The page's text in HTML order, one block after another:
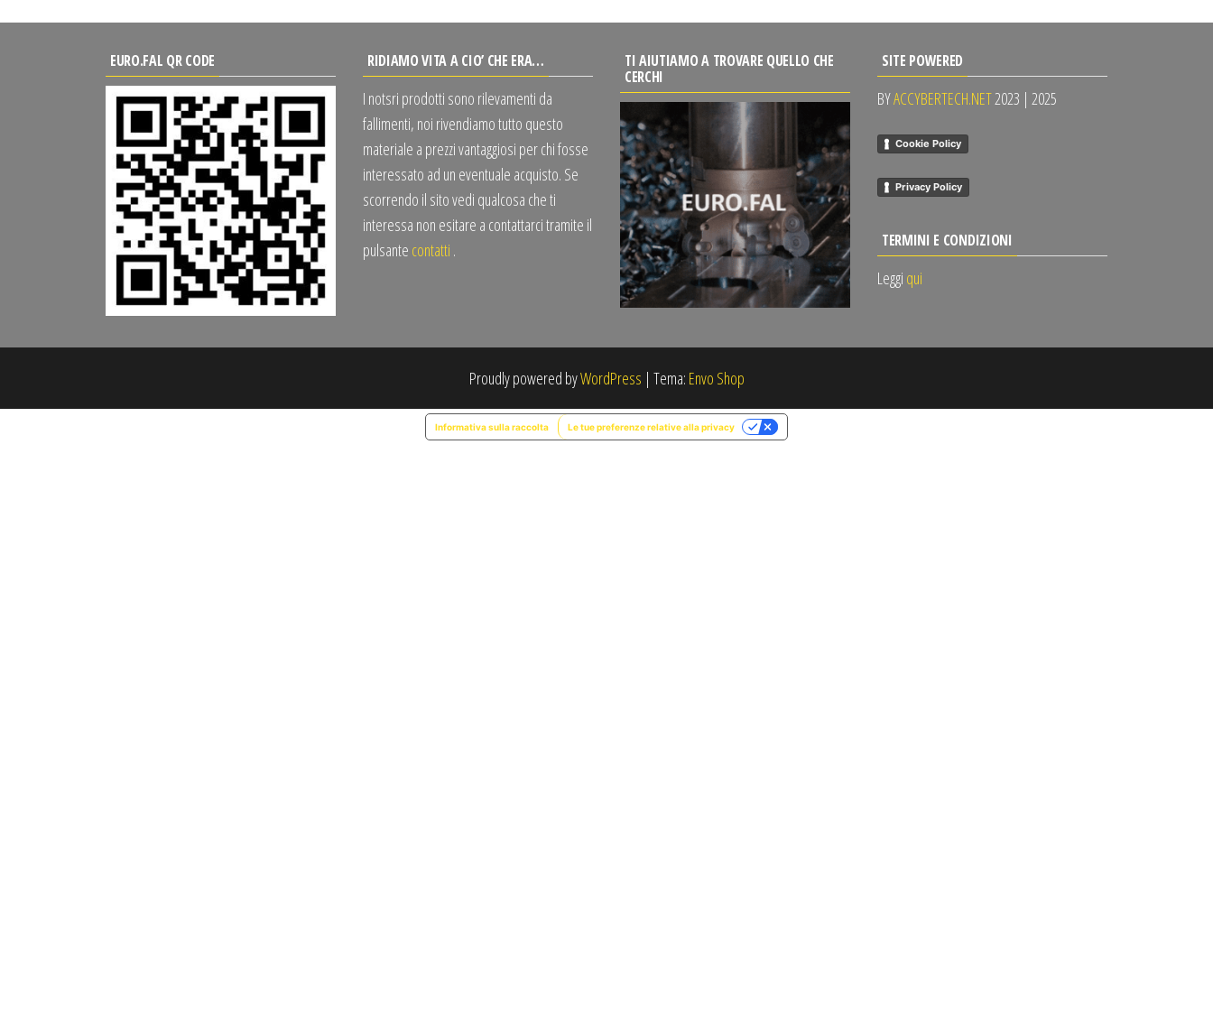
EURO.FAL QR CODE RIDIAMO VITA A CIO’ CHE ERA…
I notsri prodotti sono rilevamenti da
fallimenti, noi rivendiamo tutto questo
materiale a prezzi vantaggiosi per chi fosse
interessato ad un eventuale acquisto. Se
scorrendo il sito vedi qualcosa che ti
interessa non esitare a contattarci tramite il
pulsante contatti .
TI AIUTIAMO A TROVARE QUELLO CHE
CERCHI
SITE POWERED
BYACCYBERTECH.NET2023 | 2025
Cookie Policy
Privacy Policy
TERMINI E CONDIZIONI
Leggi qui
Proudly powered byWordPress | Tema: Envo Shop
Informativa sulla raccolta Le tue preferenze relative alla privacy